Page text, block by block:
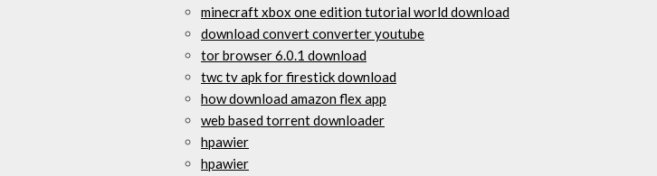
minecraft xbox one edition tutorial world download
download convert converter youtube
tor browser 6.0.1 download
twc tv apk for firestick download
how download amazon flex app
web based torrent downloader
hpawier
hpawier